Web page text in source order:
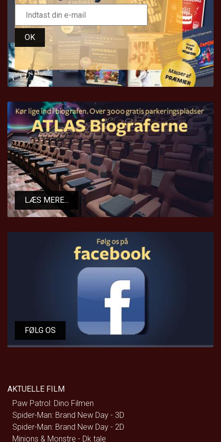
OK
LÆS MERE...
FØLG OS
AKTUELLE FILM
Paw Patrol: Dino Filmen
Spider-Man: Brand New Day - 3D
Spider-Man: Brand New Day - 2D
Minions & Monstre - Dk tale